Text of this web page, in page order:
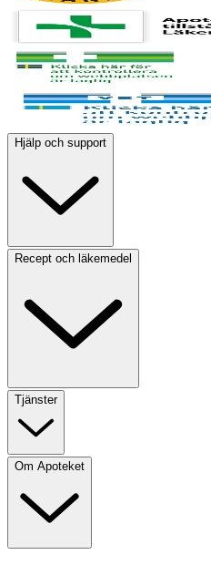
Hjälp och support
Recept och läkemedel
Tjänster
Om Apoteket